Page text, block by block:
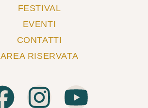
FESTIVAL
EVENTI
CONTATTI
AREA RISERVATA